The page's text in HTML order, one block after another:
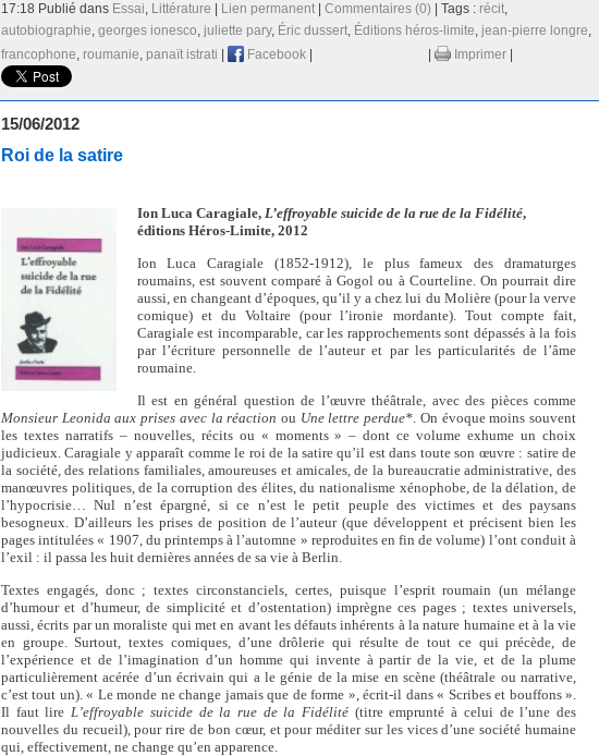
17:18 Publié dans Essai, Littérature Lien permanent Commentaires (0) | Tags : récit,
autobiographie, georges ionesco, juliette pary, Éric dussert, Éditions héros-limite, jean-pierre longre,
francophone, roumanie, panaït istrati Facebook Imprimer
15/06/2012
Roi de la satire
Ion Luca Caragiale, L’effroyable suicide de la rue de la Fidélité,
éditions Héros-Limite, 2012
Ion Luca Caragiale (1852-1912), le plus fameux des dramaturges
roumains, est souvent comparé à Gogol ou à Courteline. On pourrait dire
aussi, en changeant d’époques, qu’il y a chez lui du Molière (pour la verve
comique) et du Voltaire (pour l’ironie mordante). Tout compte fait,
Caragiale est incomparable, car les rapprochements sont dépassés à la fois
par l’écriture personnelle de l’auteur et par les particularités de l’âme
roumaine.
Il est en général question de l’œuvre théâtrale, avec des pièces comme
Monsieur Leonida aux prises avec la réaction ou Une lettre perdue*. On évoque moins souvent
les textes narratifs – nouvelles, récits ou « moments » – dont ce volume exhume un choix
judicieux. Caragiale y apparaît comme le roi de la satire qu’il est dans toute son œuvre : satire de
la société, des relations familiales, amoureuses et amicales, de la bureaucratie administrative, des
manœuvres politiques, de la corruption des élites, du nationalisme xénophobe, de la délation, de
l’hypocrisie… Nul n’est épargné, si ce n’est le petit peuple des victimes et des paysans
besogneux. D’ailleurs les prises de position de l’auteur (que développent et précisent bien les
pages intitulées « 1907, du printemps à l’automne » reproduites en fin de volume) l’ont conduit à
l’exil : il passa les huit dernières années de sa vie à Berlin.
Textes engagés, donc ; textes circonstanciels, certes, puisque l’esprit roumain (un mélange
d’humour et d’humeur, de simplicité et d’ostentation) imprègne ces pages ; textes universels,
aussi, écrits par un moraliste qui met en avant les défauts inhérents à la nature humaine et à la vie
en groupe. Surtout, textes comiques, d’une drôlerie qui résulte de tout ce qui précède, de
l’expérience et de l’imagination d’un homme qui invente à partir de la vie, et de la plume
particulièrement acérée d’un écrivain qui a le génie de la mise en scène (théâtrale ou narrative,
c’est tout un). « Le monde ne change jamais que de forme », écrit-il dans « Scribes et bouffons ».
Il faut lireL’effroyable suicide de la rue de la Fidélité (titre emprunté à celui de l’une des
nouvelles du recueil), pour rire de bon cœur, et pour méditer sur les vices d’une société humaine
qui, effectivement, ne change qu’en apparence.